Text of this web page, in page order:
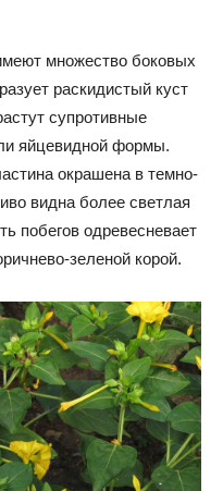
множество боковых
раскидистый куст
супротивные
яйцевидной формы.
окрашена в темно-
видна более светлая
побегов одревесневает
зеленой корой.